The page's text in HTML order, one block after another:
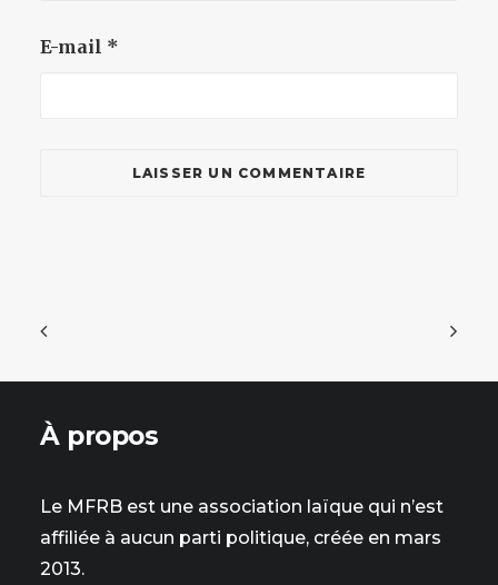
E-mail *
À propos
Le MFRB est une association laïque qui n’est
affiliée à aucun parti politique, créée en mars
2013.